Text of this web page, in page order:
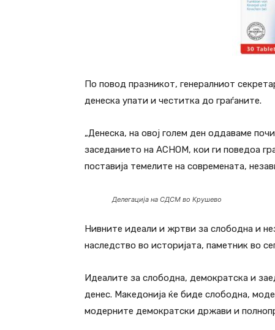
По повод празникот, генералниот
денеска упати и честитка до граѓаните.
„Денеска, на овој голем ден оддаваме
заседанието на АСНОМ, кои ги поведоа
поставија темелите на современата,
Делегација на СДСМ во Крушево
Нивните идеали и жртви за слободна и
наследство во историјата, паметник во
Идеалите за слободна, демократска и
денес. Македонија ќе биде слободна,
модерните демократски држави и